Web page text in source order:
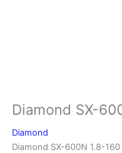
Diamond SX-
Diamond
Diamond SX-600N 1.8-